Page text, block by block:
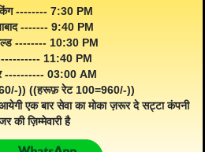
किंग -------- 7:30 PM
------- 9:40 PM
-------- 10:30 PM
11:40 PM
---------- 03:00 AM
)) ((हरूफ़ रेट 100=960/-))
एक बार सेवा का मोका ज़रूर दे सट्टा कंपनी
की ज़िम्मेवारी है